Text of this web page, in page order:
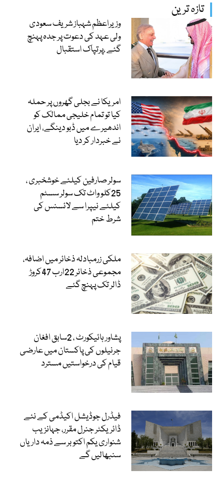
تازہ ترین
وزیراعظم شہباز شریف سعودی
ولی عہد کی دعوت پر جدہ پہنچ
گئے ،پرتپاک استقبال
امریکا نے بجلی گھروں پر حملہ
کیا تو تمام خلیجی ممالک کو
اندھیرے میں ڈبو دینگے، ایران
نے خبردار کر دیا
سولر صارفین کیلئے خوشخبری ،
25کلو واٹ تک سولر سسٹم
کیلئے نیپرا سے لائسنس کی
شرط ختم
ملکی زرمبادلہ ذخائر میں اضافہ،
مجموعی ذخائر 22ارب 47کروڑ
ڈالر تک پہنچ گئے
پشاور ہائیکورٹ ، 2سابق افغان
جرنیلوں کی پاکستان میں عارضی
قیام کی درخواستیں مسترد
فیڈرل جوڈیشل اکیڈمی کے نئے
ڈائریکٹر جنرل مقرر، جہانزیب
شنواری یکم اکتوبر سے ذمہ داریاں
سنبھالیں گے